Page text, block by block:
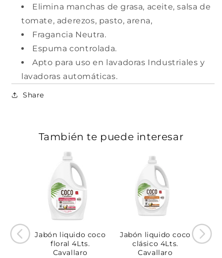
Elimina manchas de grasa, aceite, salsa de
tomate, aderezos, pasto, arena,
Fragancia Neutra.
Espuma controlada.
Apto para uso en lavadoras Industriales y
lavadoras automáticas.
Share
También te puede interesar
Jabón liquido coco
floral 4Lts.
Cavallaro
Jabón liquido coco
clásico 4Lts.
Cavallaro